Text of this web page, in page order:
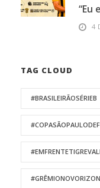
“Eu
4
TAG CLOUD
#BRASILEIRÃOSÉRIEB